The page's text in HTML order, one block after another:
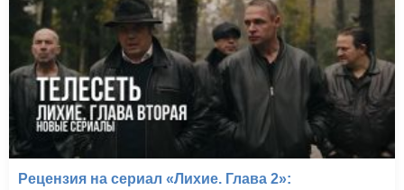
Рецензия на сериал «Лихие. Глава 2»: